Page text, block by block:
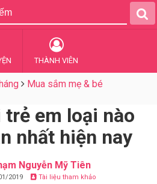
THÀNH VIÊN
Mua sắm mẹ & bé
em loại nào
nhất hiện nay
Nguyễn Mỹ Tiên
2019 Tài liệu tham khảo